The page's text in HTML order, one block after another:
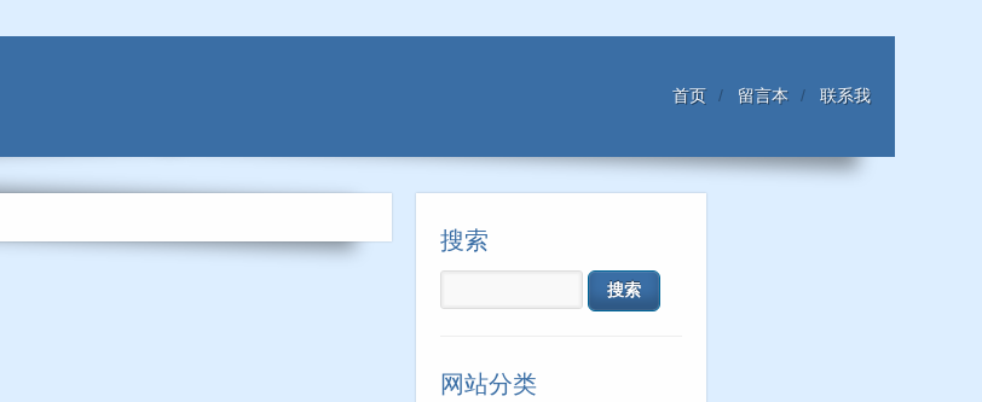
首页 留言本 联系我
搜索
网站分类